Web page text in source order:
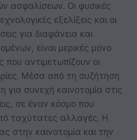
ασφαλίσεων. Οι φυσικές
εξελίξεις και οι
για διαφάνεια και
είναι μερικές μόνο
που αντιμετωπίζουν οι
Μέσα από τη συζήτηση
για συνεχή καινοτομία στις
σε έναν κόσμο που
ταχύτατες αλλαγές. Η
στην καινοτομία και την